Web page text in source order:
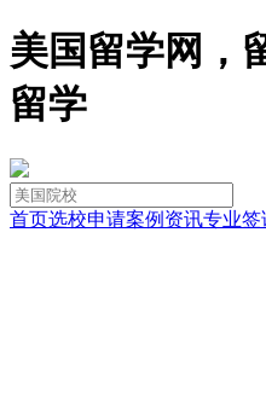
美国留学网，
留学
首页选校申请案例 资讯专业签